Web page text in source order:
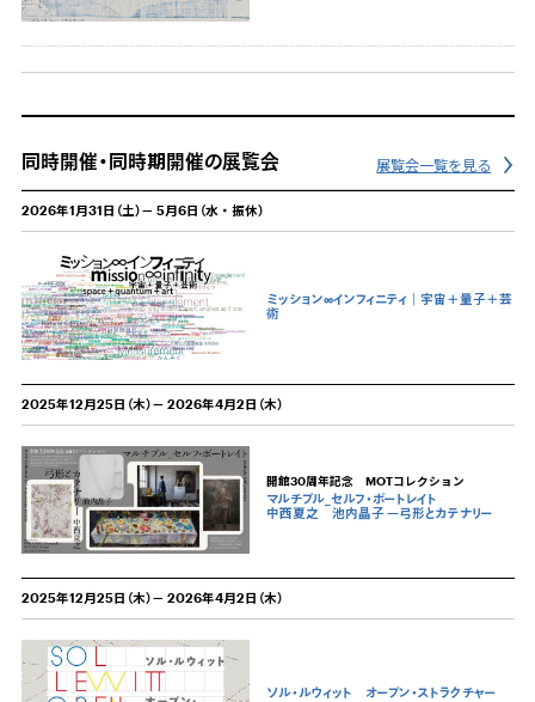
同時開催・同時期開催の展覧会 展覧会一覧を見る
2026年1月31日（土）－ 5月6日（水・振休）
ミッション∞インフィニティ｜宇宙＋量子＋芸
術
2025年12月25日（木）－ 2026年4月2日（木）
開館30周年記念 MOTコレクション
マルチプル_セルフ・ポートレイト
中西夏之 池内晶子 —弓形とカテナリー
2025年12月25日（木）－ 2026年4月2日（木）
ソル・ルウィット オープン・ストラクチャー